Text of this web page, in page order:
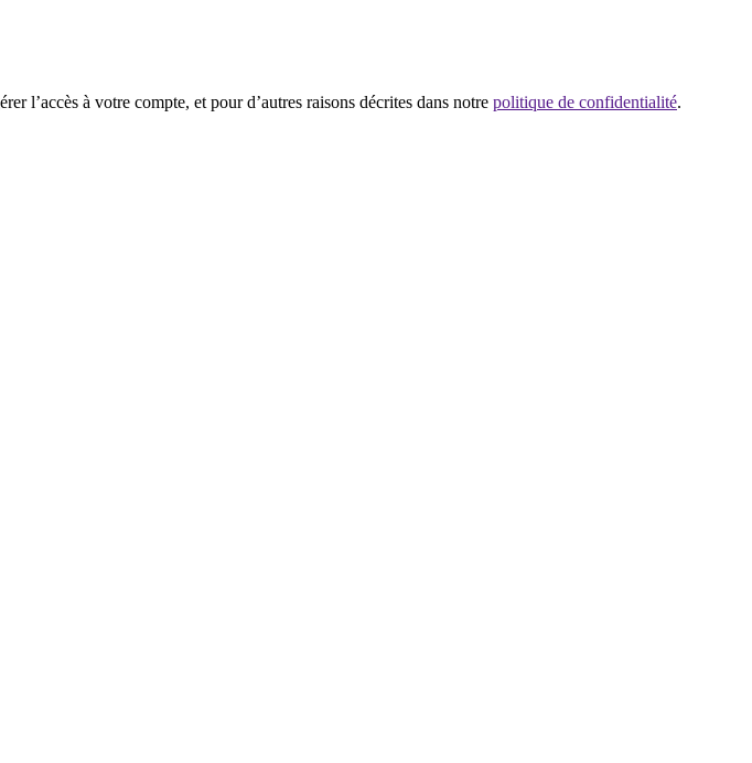
l’accès à votre compte, et pour d’autres raisons décrites dans notre politique de confidentialité.